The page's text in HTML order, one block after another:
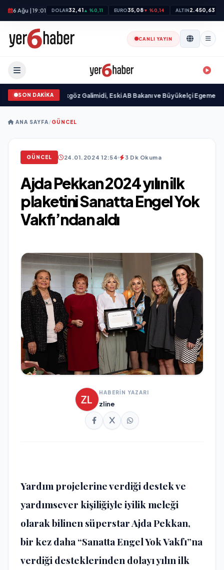
6 Ağu | 19:01 DOLAR32,41▲ %0,11 EURO35,08▼ %0,14 ALTIN2.450,63
CANLI YAYIN
SON DAKİKA
•Ali Emre Açıkgöz Galimidi, Eski AB Bakanı ve Büyükelçi Egemen
ANA SAYFA/GÜNCEL
GÜNCEL 24.01.2024 12:54 3 Dk Okuma
Ajda Pekkan 2024 yılın ilk
plaketini Sanatta Engel Yok
Vakfı’ndan aldı
HABERİN YAZARI
zline
Yardım projelerine verdiği destek ve
yardımsever kişiliğiyle iyilik meleği
olarak bilinen süperstar Ajda Pekkan,
bir kez daha “Sanatta Engel Yok Vakfı”na
verdiği desteklerinden dolayı yılın ilk